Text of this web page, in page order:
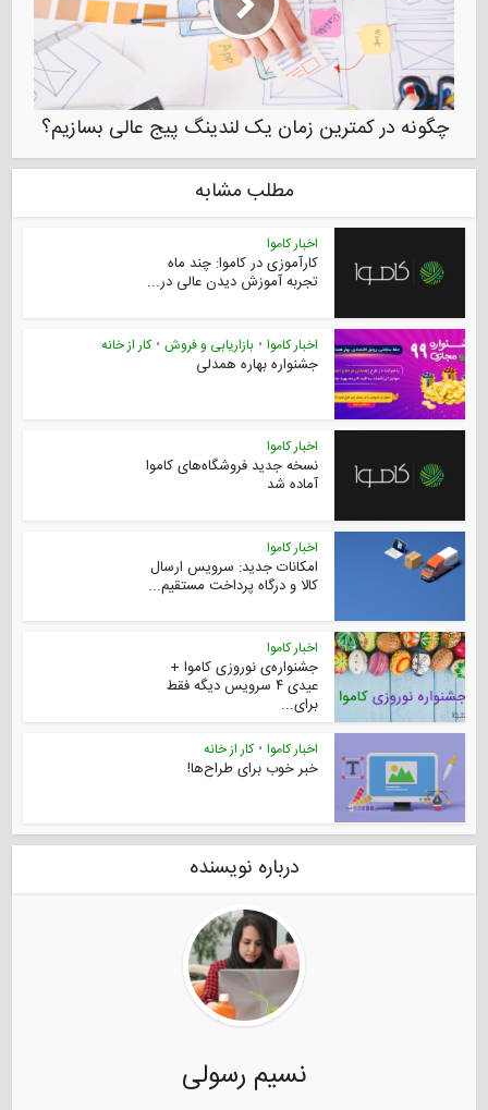
چگونه در کمترین زمان یک لندینگ پیج عالی بسازیم؟
مطلب مشابه
اخبار کاموا
کارآموزی در کاموا: چند ماه
تجربه آموزش دیدن عالی در...
اخبار کاموا • بازاریابی و فروش • کار از خانه
جشنواره بهاره همدلی
اخبار کاموا
نسخه جدید فروشگاه‌های کاموا
آماده شد
اخبار کاموا
امکانات جدید: سرویس ارسال
کالا و درگاه پرداخت مستقیم...
اخبار کاموا
جشنواره‌‌ی نوروزی کاموا +
عیدی ۴ سرویس دیگه فقط
برای...
اخبار کاموا • کار از خانه
خبر خوب برای طراح‌ها!
درباره نویسنده
نسیم رسولی